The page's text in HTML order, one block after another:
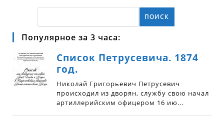
ПОИСК
Популярное за 3 часа: